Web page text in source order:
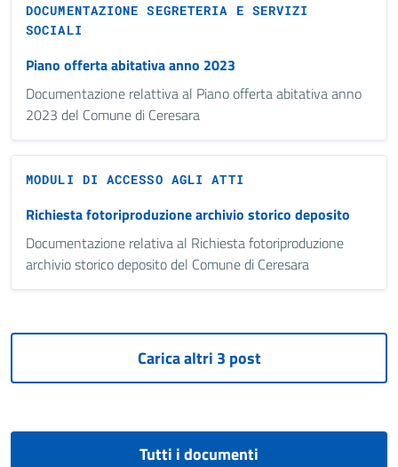
DOCUMENTAZIONE SEGRETERIA E SERVIZI
SOCIALI
Piano offerta abitativa anno 2023
Documentazione relattiva al Piano offerta abitativa anno
2023 del Comune di Ceresara
MODULI DI ACCESSO AGLI ATTI
Richiesta fotoriproduzione archivio storico deposito
Documentazione relativa al Richiesta fotoriproduzione
archivio storico deposito del Comune di Ceresara
Tutti i documenti